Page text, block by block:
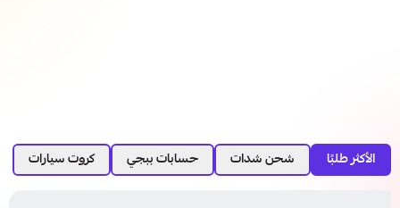
الأكثر طلبًا شحن شدات حسابات ببجي كروت سيارات